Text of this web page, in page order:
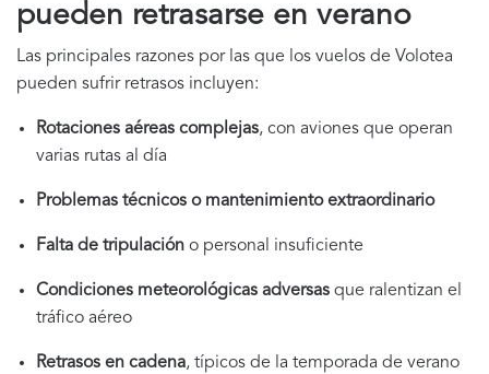
pueden retrasarse en verano
Las principales razones por las que los vuelos de Volotea
pueden sufrir retrasos incluyen:
Rotaciones aéreas complejas, con aviones que operan
varias rutas al día
Problemas técnicos o mantenimiento extraordinario
Falta de tripulación o personal insuficiente
Condiciones meteorológicas adversas que ralentizan el
tráfico aéreo
Retrasos en cadena, típicos de la temporada de verano